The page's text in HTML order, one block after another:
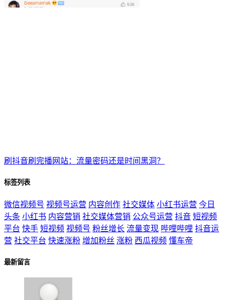
刷抖音刷完播网站：流量密码还是时间黑洞？
标签列表
微信视频号 视频号运营 内容创作 社交媒体 小红书运营 今日
头条 小红书 内容营销 社交媒体营销 公众号运营 抖音 短视频
平台 快手 短视频 视频号 粉丝增长 流量变现 哔哩哔哩 抖音运
营 社交平台 快速涨粉 增加粉丝 涨粉 西瓜视频 懂车帝
最新留言